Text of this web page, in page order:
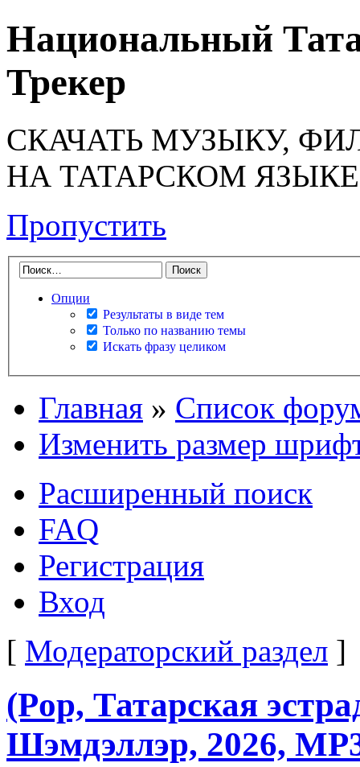
Национальный
Трекер
СКАЧАТЬ МУЗЫКУ,
НА ТАТАРСКОМ ЯЗЫКЕ
Пропустить
Опции
Результаты в виде тем
Только по названию темы
Искать фразу целиком
Главная » Список
Изменить размер
Расширенный поиск
FAQ
Регистрация
Вход
[ Модераторский раздел ]
(Pop, Татарская
Шэмдэллэр, 2026,